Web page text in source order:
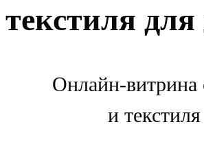
текстиля
Онлайн-витрина
и текстиля